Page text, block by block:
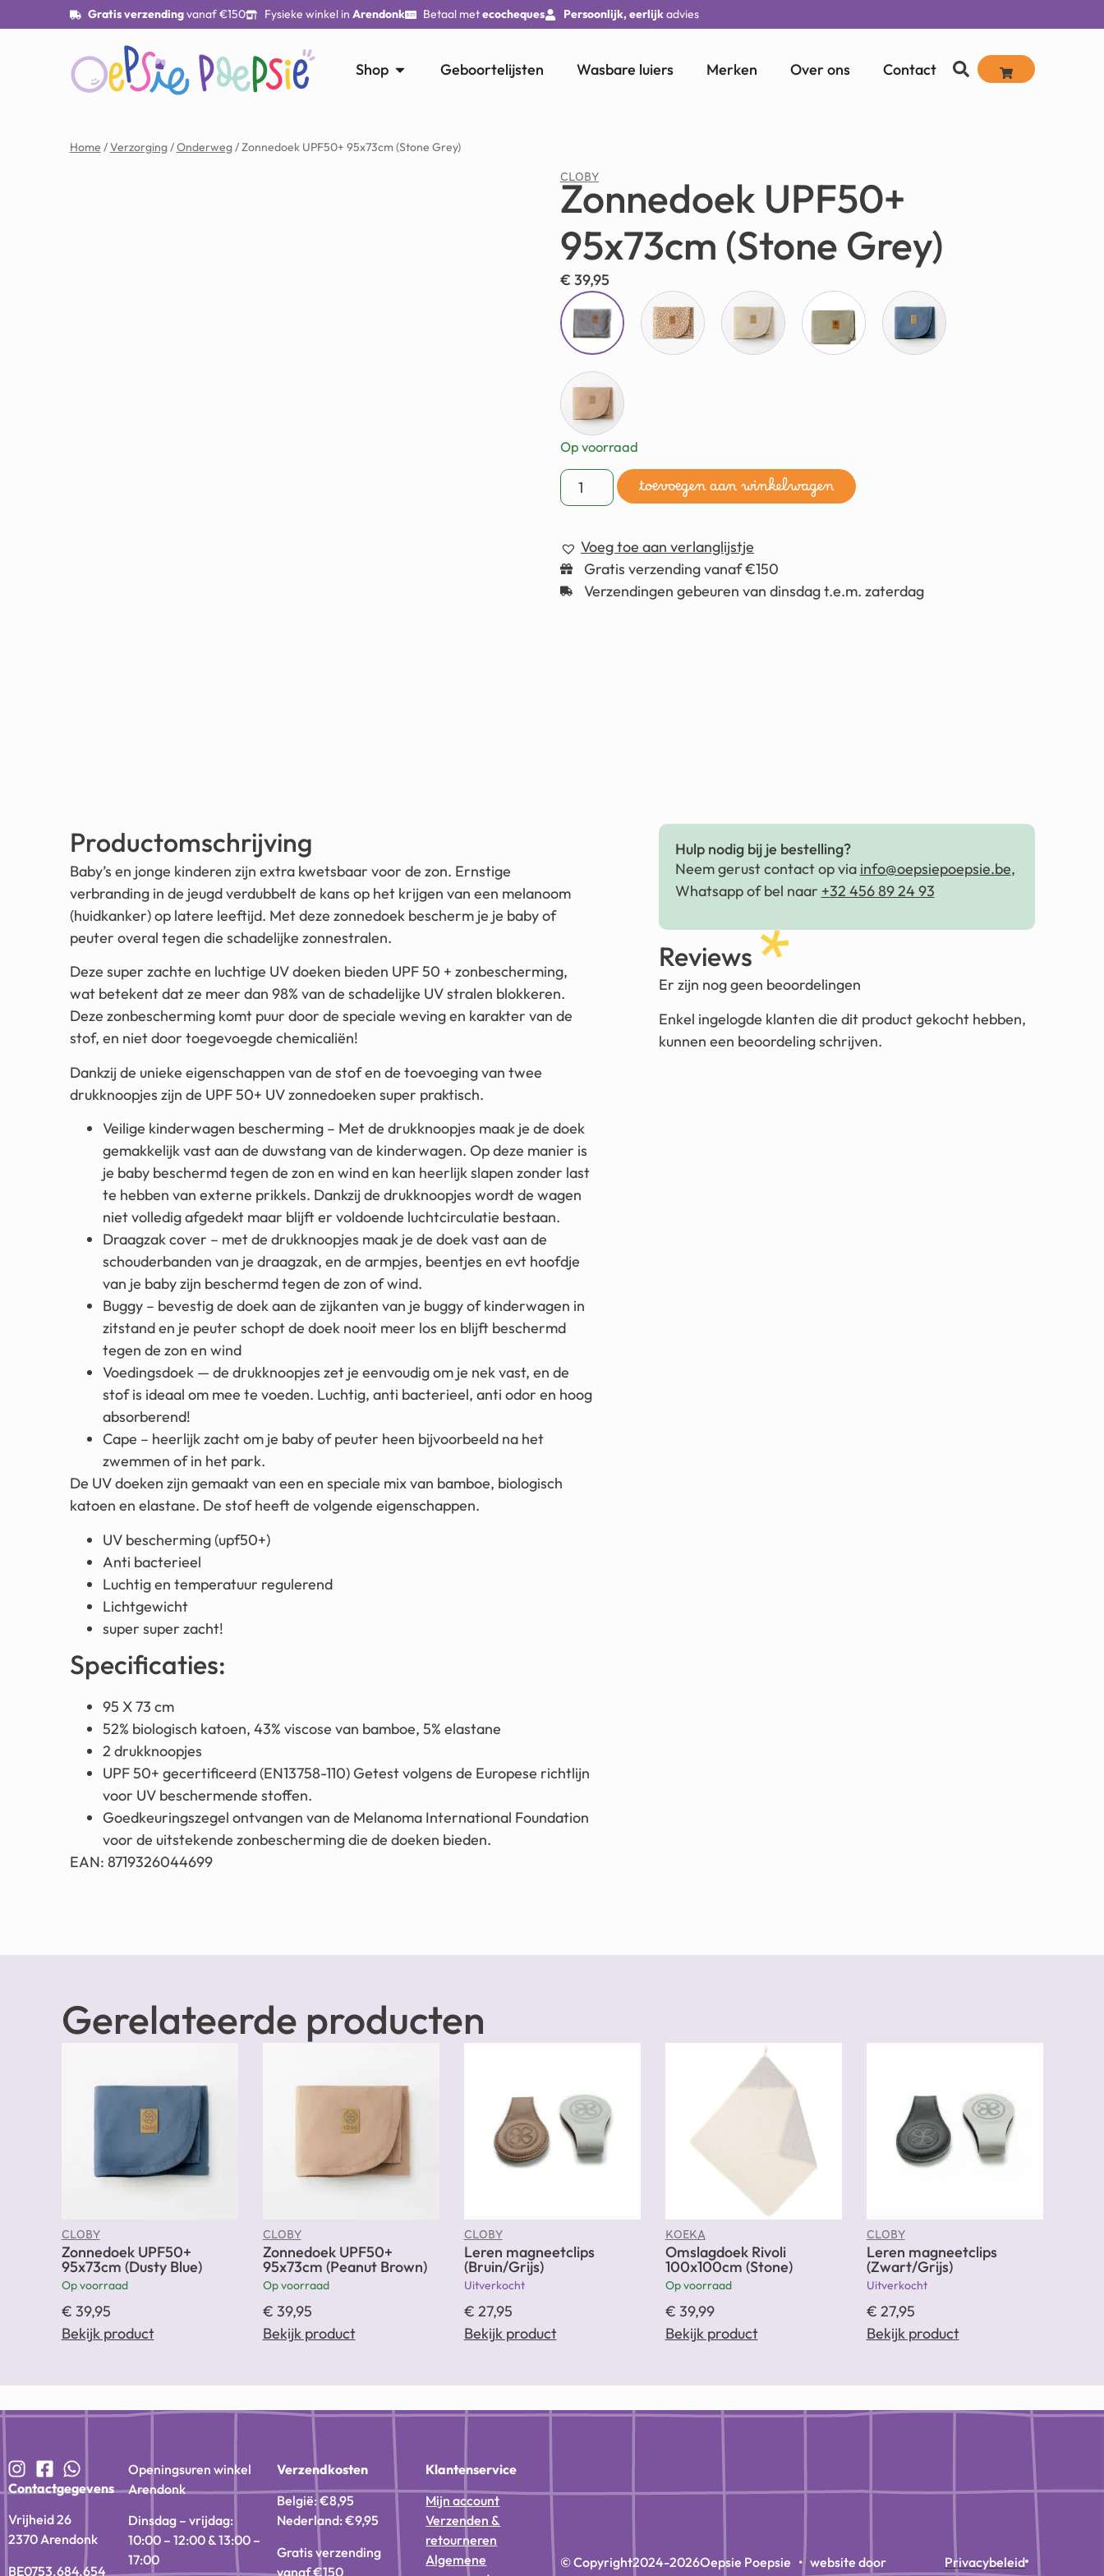
Gratis verzendingvanaf €150 Fysieke winkel in Arendonk Betaal metecocheques Persoonlijk, eerlijkadvies
Shop Geboortelijsten Wasbare luiers Merken Over ons Contact
Home /Verzorging/Onderweg/ Zonnedoek UPF50+ 95x73cm (Stone Grey)
CLOBY
Zonnedoek UPF50+
95x73cm (Stone Grey)
€ 39,95
Op voorraad
toevoegen aan winkelwagen
Voeg toe aan verlanglijstje
Gratis verzending vanaf €150
Verzendingen gebeuren van dinsdag t.e.m. zaterdag
Productomschrijving
Baby’s en jonge kinderen zijn extra kwetsbaar voor de zon. Ernstige
verbranding in de jeugd verdubbelt de kans op het krijgen van een melanoom
(huidkanker) op latere leeftijd. Met deze zonnedoek bescherm je je baby of
peuter overal tegen die schadelijke zonnestralen.
Deze super zachte en luchtige UV doeken bieden UPF 50 + zonbescherming,
wat betekent dat ze meer dan 98% van de schadelijke UV stralen blokkeren.
Deze zonbescherming komt puur door de speciale weving en karakter van de
stof, en niet door toegevoegde chemicaliën!
Dankzij de unieke eigenschappen van de stof en de toevoeging van twee
drukknoopjes zijn de UPF 50+ UV zonnedoeken super praktisch.
Veilige kinderwagen bescherming – Met de drukknoopjes maak je de doek
gemakkelijk vast aan de duwstang van de kinderwagen. Op deze manier is
je baby beschermd tegen de zon en wind en kan heerlijk slapen zonder last
te hebben van externe prikkels. Dankzij de drukknoopjes wordt de wagen
niet volledig afgedekt maar blijft er voldoende luchtcirculatie bestaan.
Draagzak cover – met de drukknoopjes maak je de doek vast aan de
schouderbanden van je draagzak, en de armpjes, beentjes en evt hoofdje
van je baby zijn beschermd tegen de zon of wind.
Buggy – bevestig de doek aan de zijkanten van je buggy of kinderwagen in
zitstand en je peuter schopt de doek nooit meer los en blijft beschermd
tegen de zon en wind
Voedingsdoek — de drukknoopjes zet je eenvoudig om je nek vast, en de
stof is ideaal om mee te voeden. Luchtig, anti bacterieel, anti odor en hoog
absorberend!
Cape – heerlijk zacht om je baby of peuter heen bijvoorbeeld na het
zwemmen of in het park.
De UV doeken zijn gemaakt van een en speciale mix van bamboe, biologisch
katoen en elastane. De stof heeft de volgende eigenschappen.
UV bescherming (upf50+)
Anti bacterieel
Luchtig en temperatuur regulerend
Lichtgewicht
super super zacht!
Specificaties:
95 X 73 cm
52% biologisch katoen, 43% viscose van bamboe, 5% elastane
2 drukknoopjes
UPF 50+ gecertificeerd (EN13758-110) Getest volgens de Europese richtlijn
voor UV beschermende stoffen.
Goedkeuringszegel ontvangen van de Melanoma International Foundation
voor de uitstekende zonbescherming die de doeken bieden.
EAN: 8719326044699
Hulp nodig bij je bestelling?
Neem gerust contact op via info@oepsiepoepsie.be,
Whatsapp of bel naar +32 456 89 24 93
Reviews
Er zijn nog geen beoordelingen
Enkel ingelogde klanten die dit product gekocht hebben,
kunnen een beoordeling schrijven.
Gerelateerde producten
CLOBY
Zonnedoek UPF50+
95x73cm (Dusty Blue)
Op voorraad
€ 39,95
Bekijk product
CLOBY
Zonnedoek UPF50+
95x73cm (Peanut Brown)
Op voorraad
€ 39,95
Bekijk product
CLOBY
Leren magneetclips
(Bruin/Grijs)
Uitverkocht
€ 27,95
Bekijk product
KOEKA
Omslagdoek Rivoli
100x100cm (Stone)
Op voorraad
€ 39,99
Bekijk product
CLOBY
Leren magneetclips
(Zwart/Grijs)
Uitverkocht
€ 27,95
Bekijk product
Contactgegevens
Vrijheid 26
2370 Arendonk
BE0753.684.654
Openingsuren winkel
Arendonk
Dinsdag – vrijdag:
10:00 – 12:00 & 13:00 –
17:00
Verzendkosten
België: €8,95
Nederland: €9,95
Gratis verzending
vanaf €150
Klantenservice
Mijn account
Verzenden &
retourneren
Algemene
© Copyright2024-2026Oepsie Poepsie • website door
Privacybeleid